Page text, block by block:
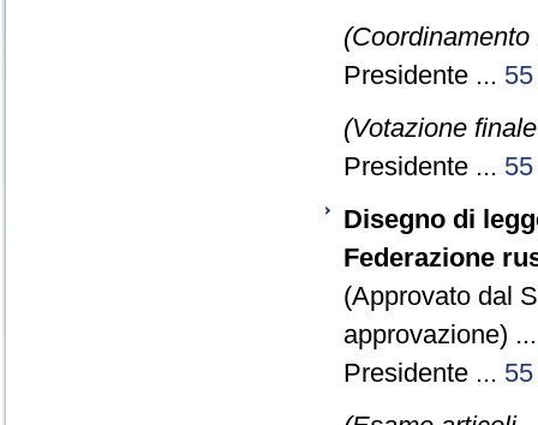
Presidente ... 55
(Votazione
Presidente ... 55
Disegno di
Federazione
(Approvato dal
approvazione)
Presidente ... 55